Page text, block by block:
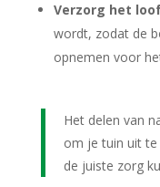
Verzorg het
wordt, zodat de
opnemen voor
Het delen van
om je tuin uit
de juiste zorg